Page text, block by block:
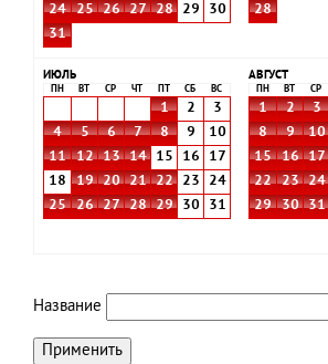
24
25 26 27 28 29
30
31
28
ИЮЛЬ
ПН ВТ СР ЧТ СБ ВС
1 2
3
4
5 6 7 8 9
10
11
12 13 14 15 16
17
18
19 20 21 22 23
24
25
26 27 28 29 30 31
АВГУСТ
ПН ВТ СР
1 2 3
8
9 10
15
16 17
22
23 24
29
30 31
Название